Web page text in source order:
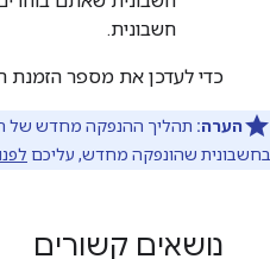
חשבונית.
כדי לעדכן את מספר הזמנת
הערה:
בחשבונית שהונפקה מחדש, עליכם
נושאים קשורים